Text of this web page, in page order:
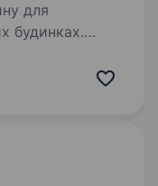
для
будинках.